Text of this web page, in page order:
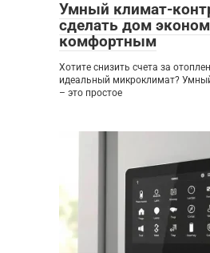
Умный климат-
сделать дом
комфортным
Хотите снизить счета за
идеальный микроклимат?
– это простое